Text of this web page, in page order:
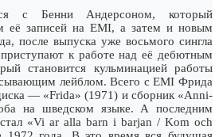
с Бенни Андерсоном, который
её записей на EMI, а затем и новым
после выпуска уже восьмого сингла
к работе над её дебютным
становится кульминацией работы
лейблом. Всего с EMI Фрида
— «Frida» (1971) и сборник «Anni-
на шведском языке. А последним
«Vi ar alla barn i barjan / Kom och